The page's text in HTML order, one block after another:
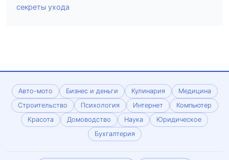
секреты ухода
Авто-мото Бизнес и деньги Кулинария
Медицина
Строительство
Психология Интернет
Компьютер
Красота
Домоводство Наука
Юридическое
Бухгалтерия